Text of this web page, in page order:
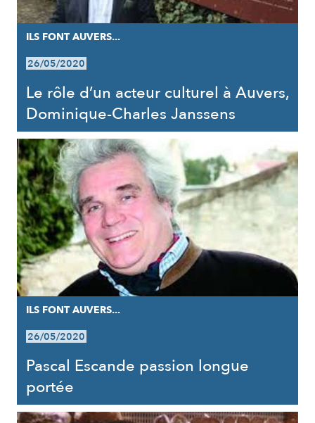
ILS FONT AUVERS...
26/05/2020
Le rôle d’un acteur culturel à Auvers,
Dominique-Charles Janssens
ILS FONT AUVERS...
26/05/2020
Pascal Escande passion longue
portée